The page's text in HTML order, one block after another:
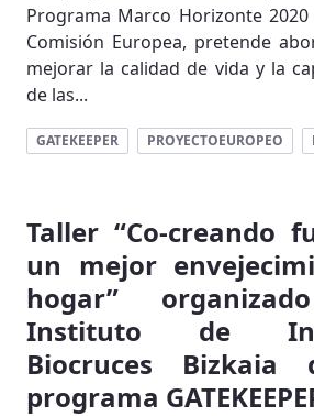
Programa Marco Horizonte
Comisión Europea, pretende
mejorar la calidad de vida y la
de las...
GATEKEEPER PROYECTOEUROPEO
Taller “Co-creando
un mejor
hogar”
Instituto de
Biocruces Bizkaia
programa